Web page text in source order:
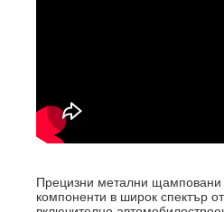
Прецизни метални щамповани
компоненти в широк спектър от